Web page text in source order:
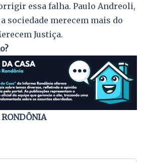
essa falha. Paulo Andreoli,
sociedade merecem mais do
Justiça.